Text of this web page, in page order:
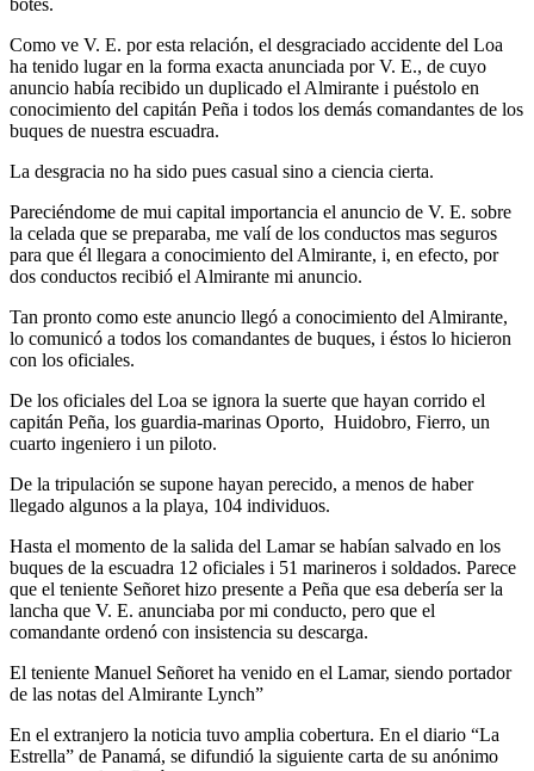
Como ve V. E. por esta relación, el desgraciado accidente del Loa
ha tenido lugar en la forma exacta anunciada por V. E., de cuyo
anuncio había recibido un duplicado el Almirante i puéstolo en
conocimiento del capitán Peña i todos los demás comandantes de los
buques de nuestra escuadra.
La desgracia no ha sido pues casual sino a ciencia cierta.
Pareciéndome de mui capital importancia el anuncio de V. E. sobre
la celada que se preparaba, me valí de los conductos mas seguros
para que él llegara a conocimiento del Almirante, i, en efecto, por
dos conductos recibió el Almirante mi anuncio.
Tan pronto como este anuncio llegó a conocimiento del Almirante,
lo comunicó a todos los comandantes de buques, i éstos lo hicieron
con los oficiales.
De los oficiales del Loa se ignora la suerte que hayan corrido el
capitán Peña, los guardia-marinas Oporto, Huidobro, Fierro, un
cuarto ingeniero i un piloto.
De la tripulación se supone hayan perecido, a menos de haber
llegado algunos a la playa, 104 individuos.
Hasta el momento de la salida del Lamar se habían salvado en los
buques de la escuadra 12 oficiales i 51 marineros i soldados. Parece
que el teniente Señoret hizo presente a Peña que esa debería ser la
lancha que V. E. anunciaba por mi conducto, pero que el
comandante ordenó con insistencia su descarga.
El teniente Manuel Señoret ha venido en el Lamar, siendo portador
de las notas del Almirante Lynch”
En el extranjero la noticia tuvo amplia cobertura. En el diario “La
Estrella” de Panamá, se difundió la siguiente carta de su anónimo